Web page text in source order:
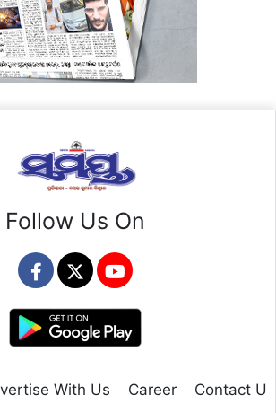
Follow Us On
With Us Career Contact Us